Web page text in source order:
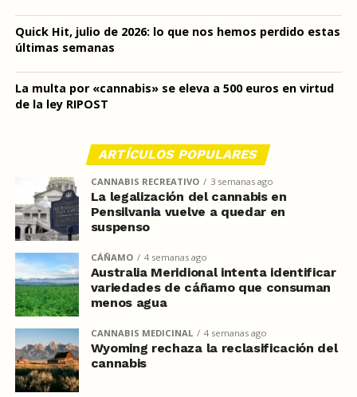
Quick Hit, julio de 2026: lo que nos hemos perdido estas
últimas semanas
La multa por «cannabis» se eleva a 500 euros en virtud
de la ley RIPOST
ARTÍCULOS POPULARES
CANNABIS RECREATIVO 3 semanas ago
La legalización del cannabis en
Pensilvania vuelve a quedar en
suspenso
CÁÑAMO 4 semanas ago
Australia Meridional intenta identificar
variedades de cáñamo que consuman
menos agua
CANNABIS MEDICINAL 4 semanas ago
Wyoming rechaza la reclasificación del
cannabis